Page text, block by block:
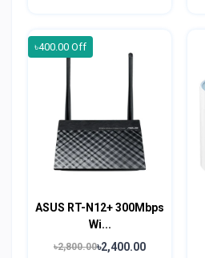
৳400.00 Off
ASUS RT-N12+ 300Mbps
Wi...
৳2,800.00৳2,400.00